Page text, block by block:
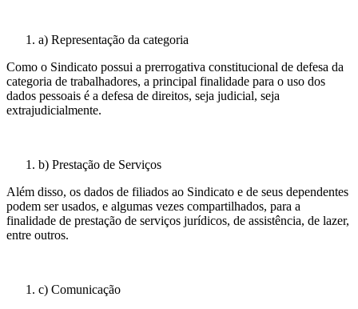
a) Representação da categoria
Como o Sindicato possui a prerrogativa constitucional de defesa da
categoria de trabalhadores, a principal finalidade para o uso dos
dados pessoais é a defesa de direitos, seja judicial, seja
extrajudicialmente.
b) Prestação de Serviços
Além disso, os dados de filiados ao Sindicato e de seus dependentes
podem ser usados, e algumas vezes compartilhados, para a
finalidade de prestação de serviços jurídicos, de assistência, de lazer,
entre outros.
c) Comunicação